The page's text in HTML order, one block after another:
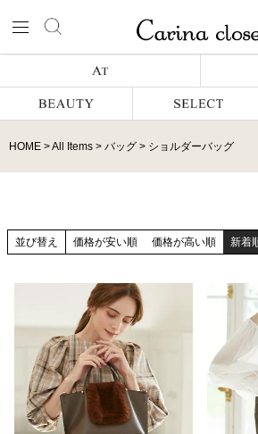
HOME All Items バッグ ショルダーバッグ
並び替え 価格が安い順 価格が高い順 新着